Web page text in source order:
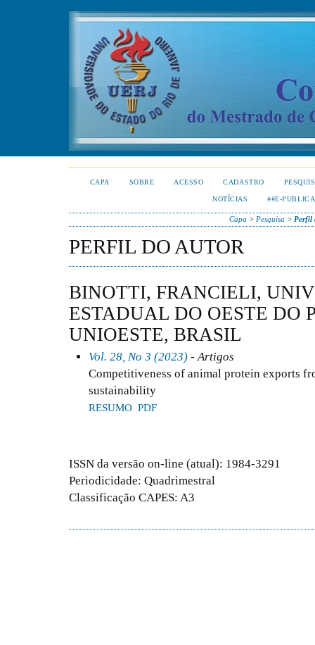
CAPA SOBRE ACESSO CADASTRO
NOTÍCIAS ##E-
Capa > Pesquisa > Perfil
PERFIL DO AUTOR
BINOTTI, FRANCIELI,
ESTADUAL DO OESTE DO
UNIOESTE, BRASIL
Vol. 28, No 3 (2023) - Artigos
Competitiveness of animal protein exports
sustainability
RESUMO PDF
ISSN da versão on-line (atual): 1984-3291
Periodicidade: Quadrimestral
Classificação CAPES: A3